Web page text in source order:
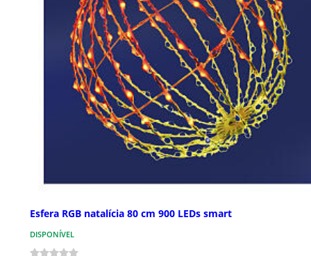
Esfera RGB natalícia 80 cm 900 LEDs smart
DISPONÍVEL